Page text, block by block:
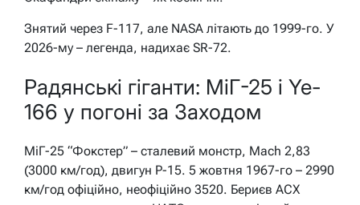
Знятий через F-117, але NASA літають до 1999-го. У
2026-му – легенда, надихає SR-72.
Радянські гіганти: МіГ-25 і Ye-
166 у погоні за Заходом
МіГ-25 “Фокстер” – сталевий монстр, Mach 2,83
(3000 км/год), двигун Р-15. 5 жовтня 1967-го – 2990
км/год офіційно, неофіційно 3520. Бериєв АСХ